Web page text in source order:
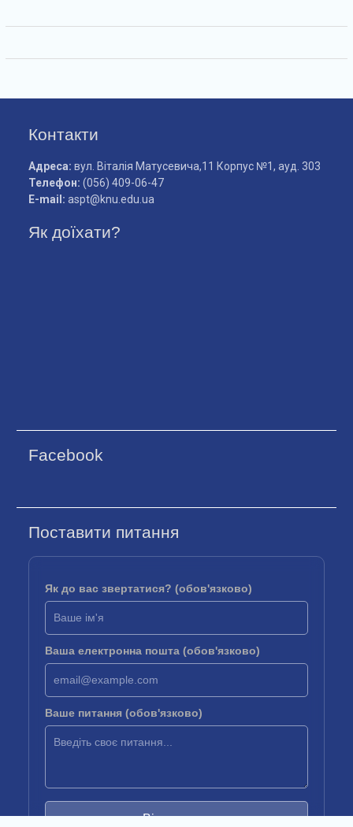
Контакти
Адреса: вул. Віталія Матусевича,11 Корпус №1, ауд. 303
Телефон: (056) 409-06-47
Е-mail: aspt@knu.edu.ua
Як доїхати?
Facebook
Поставити питання
Як до вас звертатися? (обов'язково)
Ваша електронна пошта (обов'язково)
Ваше питання (обов'язково)
Відправити